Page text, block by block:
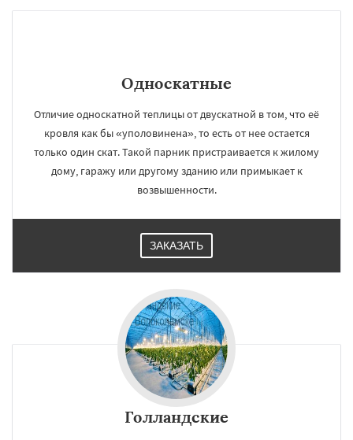
Односкатные
Отличие односкатной теплицы от двускатной в том, что её
кровля как бы «уполовинена», то есть от нее остается
только один скат. Такой парник пристраивается к жилому
дому, гаражу или другому зданию или примыкает к
возвышенности.
ЗАКАЗАТЬ
Голландские